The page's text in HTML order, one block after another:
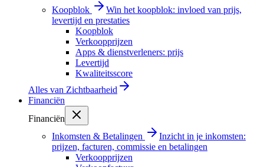
Koopblok
Win het koopblok: invloed van prijs,
levertijd en prestaties
Koopblok
Verkoopprijzen
Apps & dienstverleners: prijs
Levertijd
Kwaliteitsscore
Alles van Zichtbaarheid
Financiën
Financiën
Inkomsten & Betalingen
Inzicht in je inkomsten:
prijzen, facturen, commissie en betalingen
Verkoopprijzen